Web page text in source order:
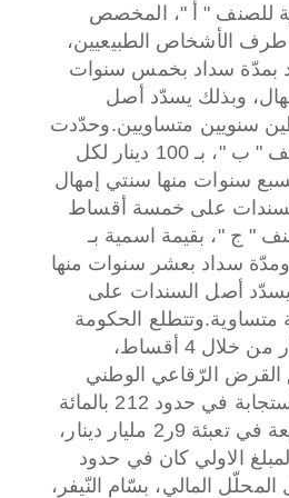
للصنف " أ "، المخصص
طرف الأشخاص الطبيعيين،
سند بمدّة سداد بخمس سنوات
وبذلك يسدّد أصل
سنويين متساويين.وحدّدت
القيمة الاسمية للصنف " ب "، بـ 100 دينار لكل
سنوات منها سنتي إمهال
على خمسة أقساط
" ج "، بقيمة اسمية بـ
ومدّة سداد بعشر سنوات منها
أصل السندات على
متساوية.وتتطلع الحكومة
لتعبئة 8ر2 مليار دينار من خلال 4 أقساط،
الرّقاعي الوطني
لسنة 2022، نسبة استجابة في حدود 212 بالمائة
ونجاح أقساطه الأربعة في تعبئة 9ر2 مليار دينار،
الاولي كان في حدود
المحلّل المالي، بسّام النّيفر،